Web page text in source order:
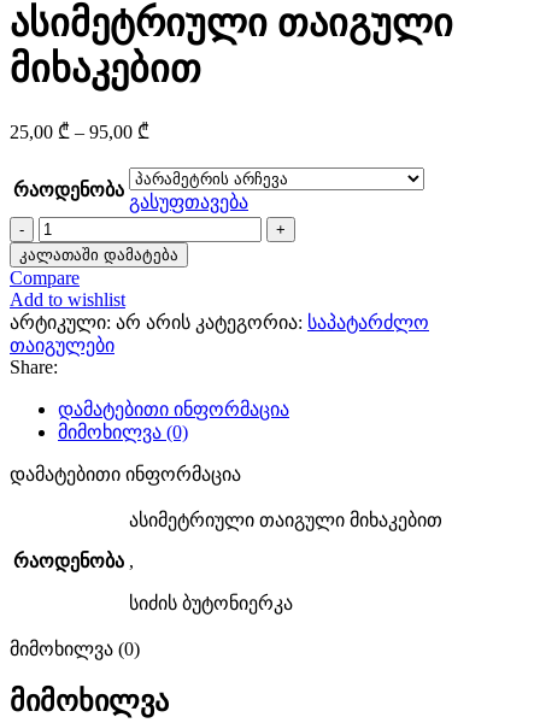
ასიმეტრიული თაიგული
მიხაკებით
25,00 ₾ – 95,00 ₾
25,00 ₾
through
95,00 ₾
რაოდენობა
გასუფთავება
რაოდენობა:
ასიმეტრიული
თაიგული
მიხაკებით
კალათაში დამატება
Compare
Add to wishlist
არტიკული: არ არის კატეგორია: საპატარძლო
თაიგულები
Share:
დამატებითი ინფორმაცია
მიმოხილვა (0)
დამატებითი ინფორმაცია
რაოდენობა
ასიმეტრიული თაიგული მიხაკებით
,
სიძის ბუტონიერკა
მიმოხილვა (0)
მიმოხილვა